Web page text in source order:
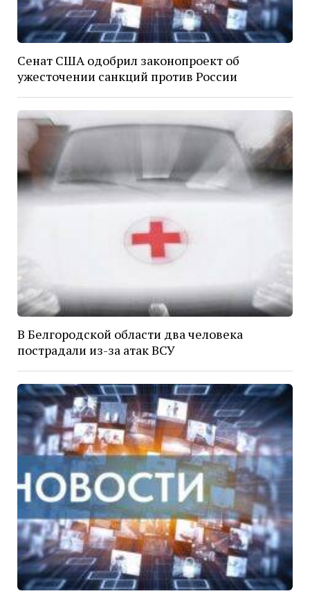
Сенат США одобрил законопроект об
ужесточении санкций против России
В Белгородской области два человека
пострадали из-за атак ВСУ